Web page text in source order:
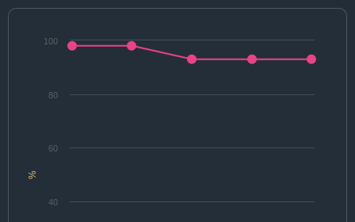
%
40
60
80
100